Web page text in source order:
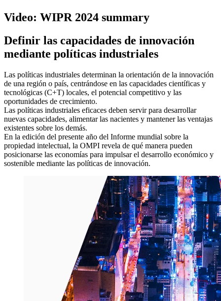
Video: WIPR 2024 summary
Definir las capacidades de innovación
mediante políticas industriales
Las políticas industriales determinan la orientación de la innovación
de una región o país, centrándose en las capacidades científicas y
tecnológicas (C+T) locales, el potencial competitivo y las
oportunidades de crecimiento.
Las políticas industriales eficaces deben servir para desarrollar
nuevas capacidades, alimentar las nacientes y mantener las ventajas
existentes sobre los demás.
En la edición del presente año del Informe mundial sobre la
propiedad intelectual, la OMPI revela de qué manera pueden
posicionarse las economías para impulsar el desarrollo económico y
sostenible mediante las políticas de innovación.